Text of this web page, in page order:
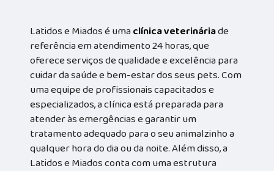
Latidos e Miados é umaclínica veterináriade
referência em atendimento 24 horas, que
oferece serviços de qualidade e excelência para
cuidar da saúde e bem-estar dos seus pets. Com
uma equipe de profissionais capacitados e
especializados, a clínica está preparada para
atender às emergências e garantir um
tratamento adequado para o seu animalzinho a
qualquer hora do dia ou da noite. Além disso, a
Latidos e Miados conta com uma estrutura